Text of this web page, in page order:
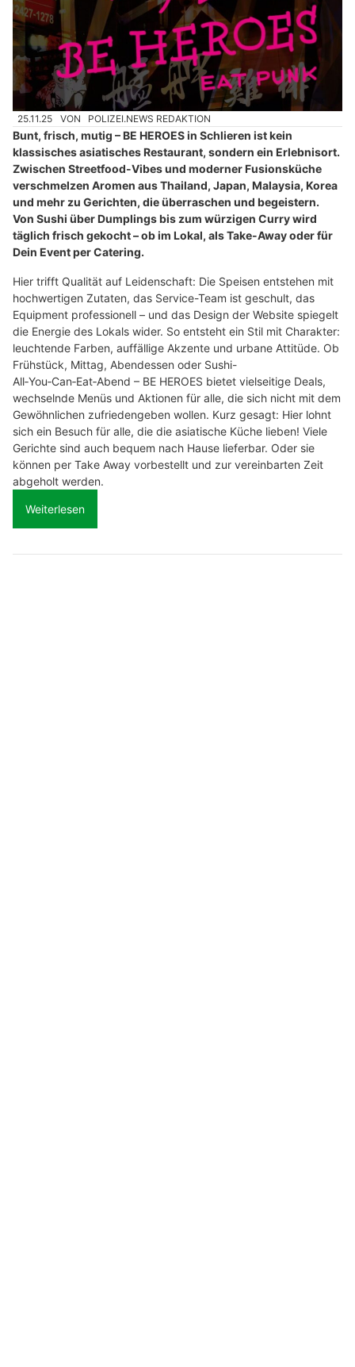
25.11.25 VON POLIZEI.NEWS REDAKTION
Bunt, frisch, mutig – BE HEROES in Schlieren ist kein
klassisches asiatisches Restaurant, sondern ein Erlebnisort.
Zwischen Streetfood-Vibes und moderner Fusionsküche
verschmelzen Aromen aus Thailand, Japan, Malaysia, Korea
und mehr zu Gerichten, die überraschen und begeistern.
Von Sushi über Dumplings bis zum würzigen Curry wird
täglich frisch gekocht – ob im Lokal, als Take-Away oder für
Dein Event per Catering.
Hier trifft Qualität auf Leidenschaft: Die Speisen entstehen mit
hochwertigen Zutaten, das Service-Team ist geschult, das
Equipment professionell – und das Design der Website spiegelt
die Energie des Lokals wider. So entsteht ein Stil mit Charakter:
leuchtende Farben, auffällige Akzente und urbane Attitüde. Ob
Frühstück, Mittag, Abendessen oder Sushi-
All‑You‑Can‑Eat‑Abend – BE HEROES bietet vielseitige Deals,
wechselnde Menüs und Aktionen für alle, die sich nicht mit dem
Gewöhnlichen zufriedengeben wollen. Kurz gesagt: Hier lohnt
sich ein Besuch für alle, die die asiatische Küche lieben! Viele
Gerichte sind auch bequem nach Hause lieferbar. Oder sie
können per Take Away vorbestellt und zur vereinbarten Zeit
abgeholt werden.
Weiterlesen